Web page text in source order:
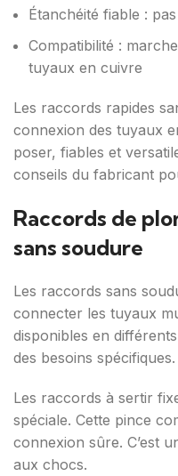
Étanchéité fiable :
Compatibilité :
tuyaux en cuivre
Les raccords rapides
connexion des tuyaux
poser, fiables et
conseils du fabricant
Raccords de
sans soudure
Les raccords sans
connecter les tuyaux
disponibles en
des besoins spécifiques.
Les raccords à sertir
spéciale. Cette pince
connexion sûre. C’est
aux chocs.